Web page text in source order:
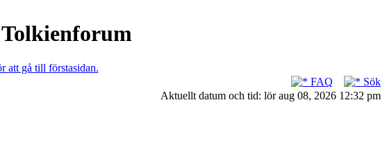
Tolkienforum
att gå till förstasidan.
FAQ
Sök
Aktuellt datum och tid: lör aug 08, 2026 12:32 pm